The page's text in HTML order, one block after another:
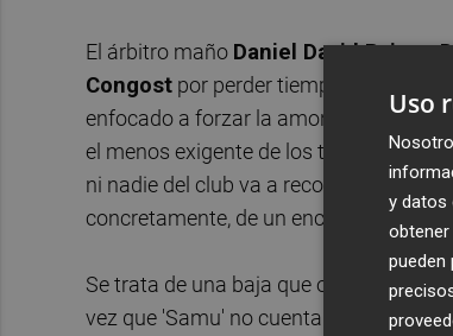
El árbitro maño Daniel David Baiges
Congost por perder tiempo. así lo
enfocado a forzar la amonestación y
el menos exigente de los tres que han
ni nadie del club va a reconocer lo
concretamente, de un encuentro
Se trata de una baja que obligará a
vez que 'Samu' no cuenta en la
Uso
y datos
pueden